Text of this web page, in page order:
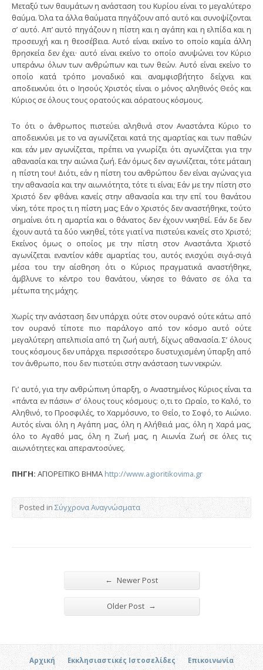
Μεταξύ των θαυμάτων η ανάσταση του Κυρίου είναι το μεγαλύτερο
θαύμα. Όλα τα άλλα θαύματα πηγάζουν από αυτό και συνοψίζονται
σ’ αυτό. Απ’ αυτό πηγάζουν η πίστη και η αγάπη και η ελπίδα και η
προσευχή και η θεοσέβεια. Αυτό είναι εκείνο το οποίο καμία άλλη
θρησκεία δεν έχει· αυτό είναι εκείνο το οποίο ανυψώνει τον Κύριο
υπεράνω όλων των ανθρώπων και των θεών. Αυτό είναι εκείνο το
οποίο κατά τρόπο μοναδικό και αναμφισβήτητο δείχνει και
αποδεικνύει ότι ο Ιησούς Χριστός είναι ο μόνος αληθινός Θεός και
Κύριος σε όλους τους ορατούς και αόρατους κόσμους.
Το ότι ο άνθρωπος πιστεύει αληθινά στον Αναστάντα Κύριο το
αποδεικνύει με το να αγωνίζεται κατά της αμαρτίας και των παθών
και εάν μεν αγωνίζεται, πρέπει να γνωρίζει ότι αγωνίζεται για την
αθανασία και την αιώνια ζωή. Εάν όμως δεν αγωνίζεται, τότε μάταιη
η πίστη του! Διότι, εάν η πίστη του ανθρώπου δεν είναι αγώνας για
την αθανασία και την αιωνιότητα, τότε τι είναι; Εάν με την πίστη στο
Χριστό δεν φθάνει κανείς στην αθανασία και την επί του θανάτου
νίκη, τότε προς τι η πίστη μας; Εάν ο Χριστός δεν αναστήθηκε, τούτο
σημαίνει ότι η αμαρτία και ο θάνατος δεν έχουν νικηθεί. Εάν δε δεν
έχουν αυτά τα δύο νικηθεί, τότε γιατί να πιστεύει κανείς στο Χριστό;
Εκείνος όμως ο οποίος με την πίστη στον Αναστάντα Χριστό
αγωνίζεται εναντίον κάθε αμαρτίας του, αυτός ενισχύει σιγά-σιγά
μέσα του την αίσθηση ότι ο Κύριος πραγματικά αναστήθηκε,
άμβλυνε το κέντρο του θανάτου, νίκησε το θάνατο σε όλα τα
μέτωπα της μάχης.
Χωρίς την ανάσταση δεν υπάρχει ούτε στον ουρανό ούτε κάτω από
τον ουρανό τίποτε πιο παράλογο από τον κόσμο αυτό ούτε
μεγαλύτερη απελπισία από τη ζωή αυτή, δίχως αθανασία. Σ’ όλους
τους κόσμους δεν υπάρχει περισσότερο δυστυχισμένη ύπαρξη από
τον άνθρωπο, που δεν πιστεύει στην ανάσταση των νεκρών.
Γι’ αυτό, για την ανθρώπινη ύπαρξη, ο Αναστημένος Κύριος είναι τα
«πάντα εν πάσιν» σ’ όλους τους κόσμους: ο,τι το Ωραίο, το Καλό, το
Αληθινό, το Προσφιλές, το Χαρμόσυνο, το Θείο, το Σοφό, το Αιώνιο.
Αυτός είναι όλη η Αγάπη μας, όλη η Αλήθειά μας, όλη η Χαρά μας,
όλο το Αγαθό μας, όλη η Ζωή μας, η Αιωνία Ζωή σε όλες τις
αιωνιότητες και απεραντοσύνες.
ΠΗΓΗ: ΑΓΙΟΡΕΙΤΙΚΟ ΒΗΜΑ http://www.agioritikovima.gr
Posted in Σύγχρονα Αναγνώσματα
← Newer Post
Older Post →
Αρχική Εκκλησιαστικές Ιστοσελίδες Επικοινωνία